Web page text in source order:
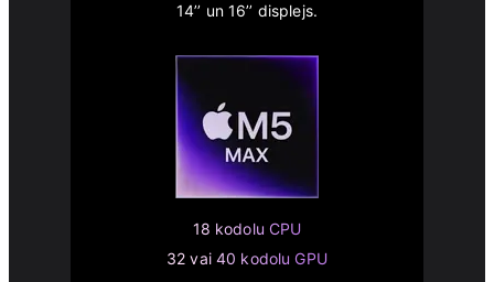
14’’ un 16’’ displejs.
18 kodolu CPU
32 vai 40 kodolu GPU